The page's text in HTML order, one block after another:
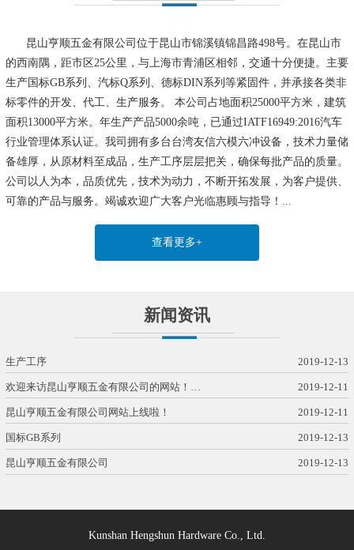
昆山亨顺五金有限公司位于昆山市锦溪镇锦昌路498号。在昆山市
的西南隅，距市区25公里，与上海市青浦区相邻，交通十分便捷。主要
生产国标GB系列、汽标Q系列、德标DIN系列等紧固件，并承接各类非
标零件的开发、代工、生产服务。 本公司占地面积25000平方米，建筑
面积13000平方米。年生产产品5000余吨，已通过IATF16949:2016汽车
行业管理体系认证。我司拥有多台台湾友信六模六冲设备，技术力量储
备雄厚，从原材料至成品，生产工序层层把关，确保每批产品的质量。
公司以人为本，品质优先，技术为动力，不断开拓发展，为客户提供、
可靠的产品与服务。竭诚欢迎广大客户光临惠顾与指导！
查看更多+
新闻资讯
生产工序 2019-12-13
欢迎来访昆山亨顺五金有限公司的网站！… 2019-12-11
昆山亨顺五金有限公司网站上线啦！ 2019-12-11
国标GB系列 2019-12-13
昆山亨顺五金有限公司 2019-12-13
Kunshan Hengshun Hardware Co., Ltd.